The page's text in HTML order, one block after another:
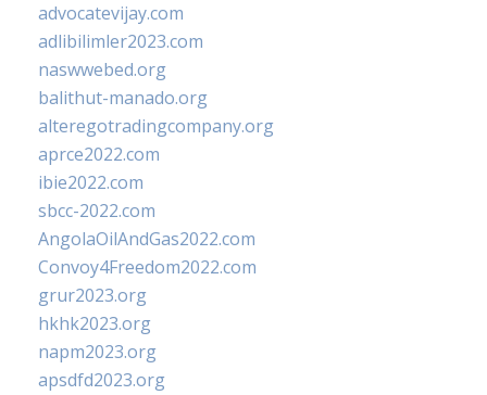
advocatevijay.com
adlibilimler2023.com
naswwebed.org
balithut-manado.org
alteregotradingcompany.org
aprce2022.com
ibie2022.com
sbcc-2022.com
AngolaOilAndGas2022.com
Convoy4Freedom2022.com
grur2023.org
hkhk2023.org
napm2023.org
apsdfd2023.org